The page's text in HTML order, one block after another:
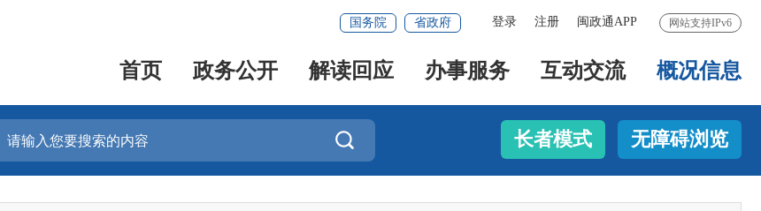
网站支持IPv6
登录 注册 闽政通APP
国务院 省政府
首页 政务公开 解读回应 办事服务 互动交流 概况信息
 长者模式 无障碍浏览